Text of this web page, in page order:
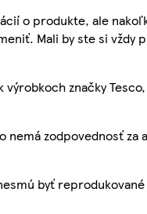
o produkte, ale
Mali by ste si
značky
zodpovednosť
byť